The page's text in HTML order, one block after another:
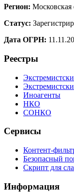
Регион: Московская
Статус:
Дата ОГРН:
Реестры
Иноагенты
НКО
СОНКО
Сервисы
Контент-
Безопасный
Скрипт для
Информация